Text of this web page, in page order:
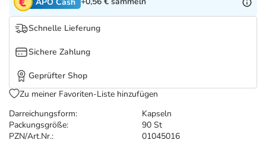
Tierapotheke
Vitamine & Mineralstoffe
Salus Deals
Darreichungsform:
Kapseln
Packungsgröße:
90 St
PZN/Art.Nr.:
01045016
Schnelle Lieferung
Sichere Zahlung
Geprüfter Shop
Zu meiner Favoriten-Liste hinzufügen